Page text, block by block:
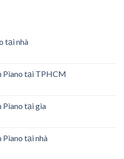
tại nhà
Piano tại TPHCM
giaPiano tại gia
giaPiano tại nhà